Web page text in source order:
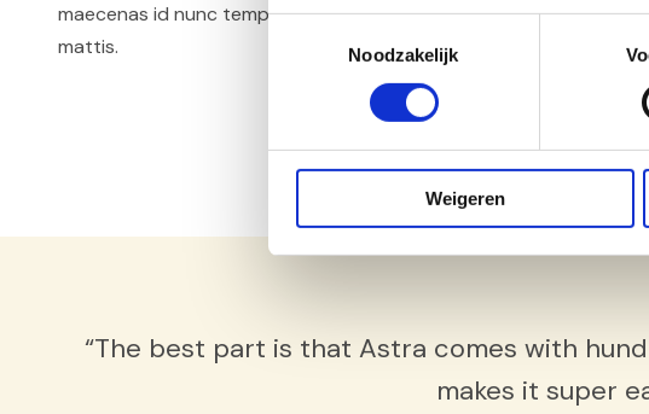
Toestemmingsselectie
Noodzakelijk
Weigeren
maecenas id nunc tempus auctor orci, enim imperdiet proin nibh
mattis.
“The best part is that Astra comes with
makes it super